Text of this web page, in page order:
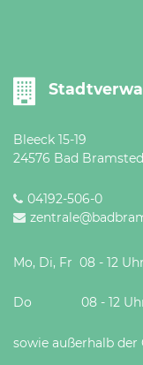
Bleeck 15-19
24576 Bad
04192-506-0
Mo, Di, Fr 08 - 12 Uhr
Do 08 - 12 Uhr
sowie außerhalb